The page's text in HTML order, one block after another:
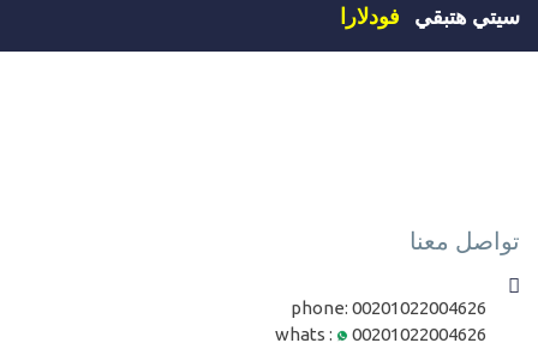
سيتي هتبقي فودلارا
تواصل معنا
phone: 00201022004626
whats :
00201022004626